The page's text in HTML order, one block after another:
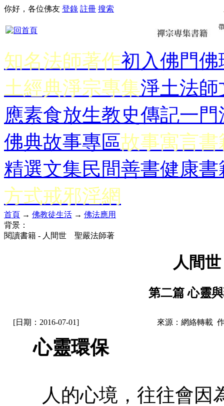
你好，各位佛友 登錄 註冊 搜索
知名法師著作初入佛門佛
土經典淨宗專集淨土法師
應素食放生教史傳記一門
佛典故事專區故事寓言書
精選文集民間善書健康書
方式戒邪淫網
首頁 → 佛教徒生活 → 佛法應用
背景：
閱讀書籍 - 人間世 聖嚴法師著
人間
第二篇 心靈
[日期：2016-07-01] 來源：網絡轉載
心靈環保
人的心境，往往會因